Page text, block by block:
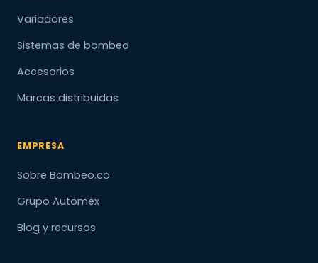
Variadores
Sistemas de bombeo
Accesorios
Marcas distribuidas
EMPRESA
Sobre Bombeo.co
Grupo Automex
Blog y recursos